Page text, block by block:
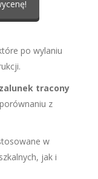
po wylaniu
tracony
z
w
jak i